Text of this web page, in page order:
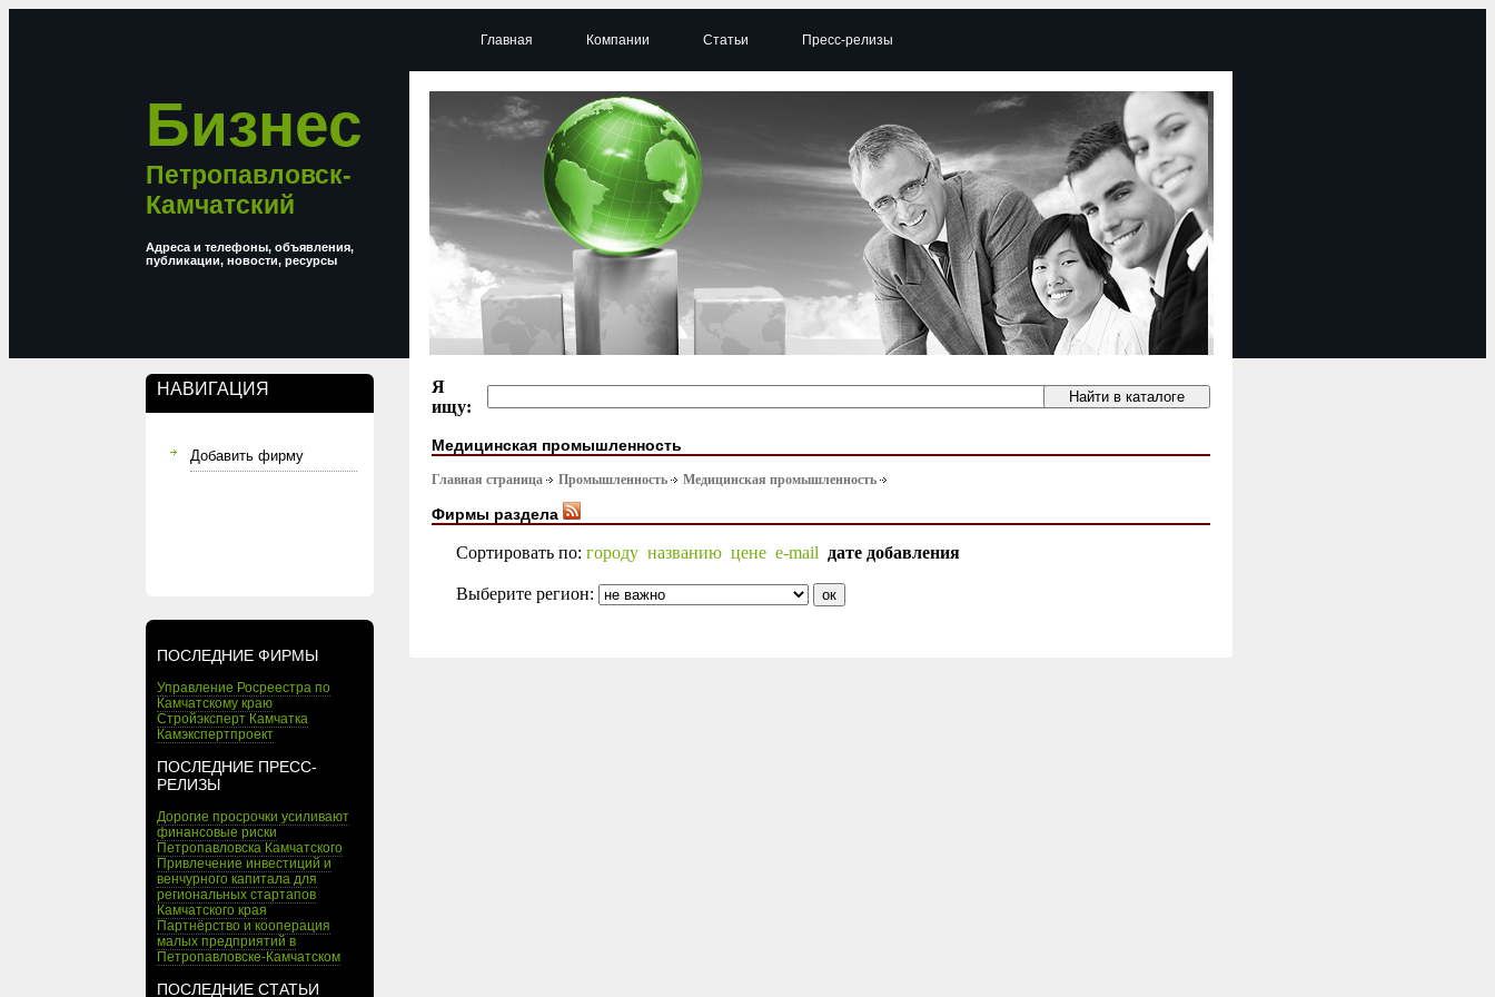
Бизнес
Петропавловск-
Камчатский
Адреса и телефоны, объявления,
публикации, новости, ресурсы
НАВИГАЦИЯ
Добавить фирму
ПОСЛЕДНИЕ ФИРМЫ
Управление Росреестра по
Камчатскому краю
Стройэксперт Камчатка
Камэкспертпроект
ПОСЛЕДНИЕ ПРЕСС-
РЕЛИЗЫ
Дорогие просрочки усиливают
финансовые риски
Петропавловска Камчатского
Привлечение инвестиций и
венчурного капитала для
региональных стартапов
Камчатского края
Партнёрство и кооперация
малых предприятий в
Петропавловске-Камчатском
ПОСЛЕДНИЕ СТАТЬИ
Главная Компании Статьи Пресс-релизы
Я
ищу:
Медицинская промышленность
Главная страница Промышленность Медицинская промышленность
Фирмы раздела
Сортировать по: городу названию цене e-mail дате добавления
Выберите регион: